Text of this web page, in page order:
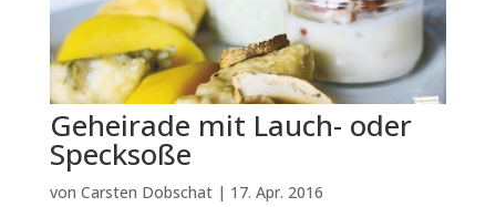
Geheirade mit Lauch- oder
Specksoße
von Carsten Dobschat| 17. Apr. 2016